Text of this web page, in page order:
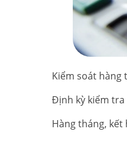
Kiểm soát hàng
Định kỳ kiểm
Hàng tháng,